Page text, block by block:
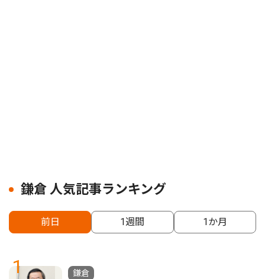
鎌倉 人気記事ランキング
前日 1週間 1か月
1
鎌倉